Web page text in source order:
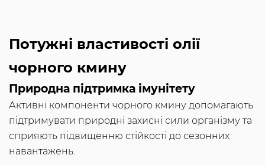
Потужні властивості олії
чорного кмину
Природна підтримка імунітету
Активні компоненти чорного кмину допомагають
підтримувати природні захисні сили організму та
сприяють підвищенню стійкості до сезонних
навантажень.